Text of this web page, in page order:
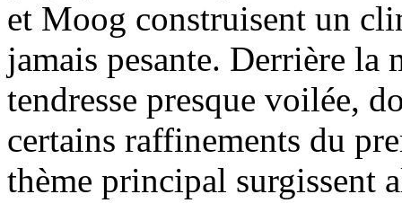
et Moog construisent un
jamais pesante. Derrière la
tendresse presque voilée,
certains raffinements du
thème principal surgissent